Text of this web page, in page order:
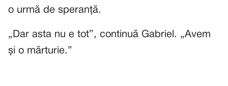
o urmă de speranță.
„Dar asta nu e tot”, continuă Gabriel. „Avem
și o mărturie.”